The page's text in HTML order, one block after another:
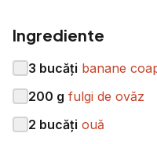
Ingrediente
3 bucăți banane
200 g fulgi de ovăz
2 bucăți ouă